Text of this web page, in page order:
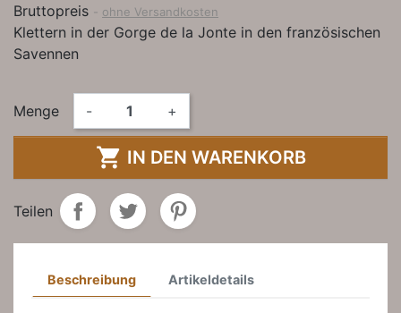
Bruttopreis ohne Versandkosten
Klettern in der Gorge de la Jonte in den französischen
Savennen
Menge - +
 IN DEN WARENKORB
Teilen
Beschreibung Artikeldetails